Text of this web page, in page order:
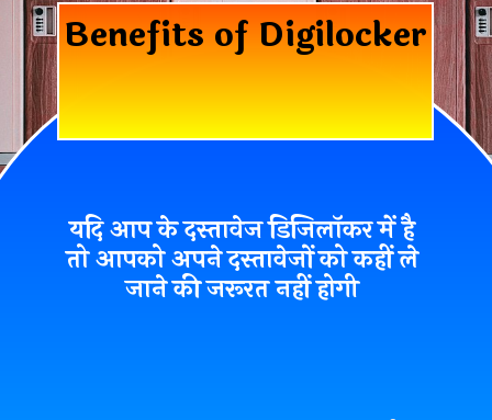
Benefits of Digilocker
यदि आप के दस्तावेज डिजिलॉकर में है
तो आपको अपने दस्तावेजों को कहीं ले
जाने की जरूरत नहीं होगी